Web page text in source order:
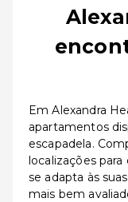
Em Alexandra
apartamentos
escapadela.
localizações
se adapta às
mais bem